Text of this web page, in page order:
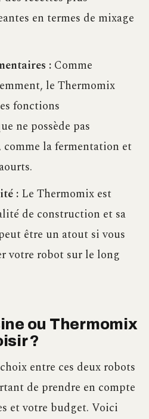
en termes de mixage
:Comme
le Thermomix
fonctions
ne possède pas
la fermentation et
:Le Thermomix est
de construction et sa
être un atout si vous
votre robot sur le long
ou Thermomix
?
entre ces deux robots
de prendre en compte
et votre budget. Voici